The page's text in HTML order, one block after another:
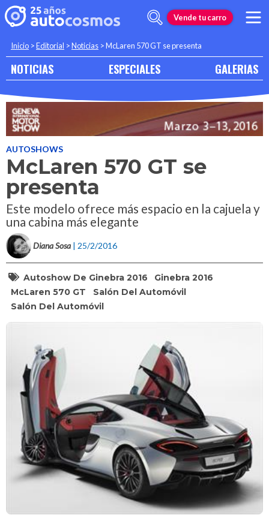
Vende tu carro
Inicio >Editorial >Noticias >McLaren 570 GT se presenta
NOTICIAS ESPECIALES GALERIAS
AUTOSHOWS
McLaren 570 GT se
presenta
Este modelo ofrece más espacio en la cajuela y
una cabina más elegante
Diana Sosa | 25/2/2016
Autoshow De Ginebra 2016
Ginebra 2016
McLaren 570 GT
Salón Del Automóvil
Salón Del Automóvil